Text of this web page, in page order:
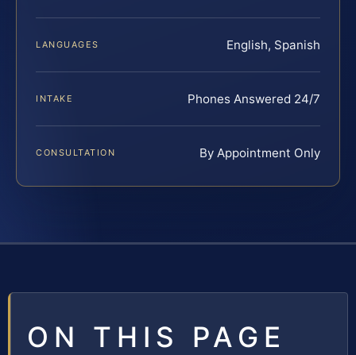
LANGUAGES English, Spanish
INTAKE Phones Answered 24/7
CONSULTATION By Appointment Only
ON THIS PAGE